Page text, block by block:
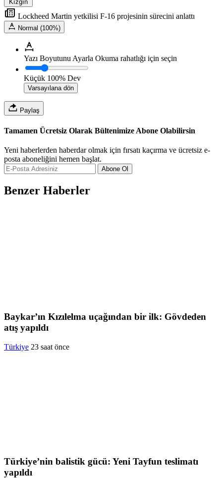
Kızgın
Lockheed Martin yetkilisi F-16 projesinin sürecini anlattı
Normal (100%)
Yazı Boyutunu Ayarla Okuma rahatlığı için seçin
Küçük 100% Dev
Varsayılana dön
Paylaş
Tamamen Ücretsiz Olarak Bültenimize Abone Olabilirsin
Yeni haberlerden haberdar olmak için fırsatı kaçırma ve ücretsiz e-
posta aboneliğini hemen başlat.
Abone Ol
Benzer Haberler
Baykar’ın Kızılelma uçağından bir ilk: Gövdeden
atış yapıldı
Türkiye 23 saat önce
Türkiye’nin balistik gücü: Yeni Tayfun teslimatı
yapıldı